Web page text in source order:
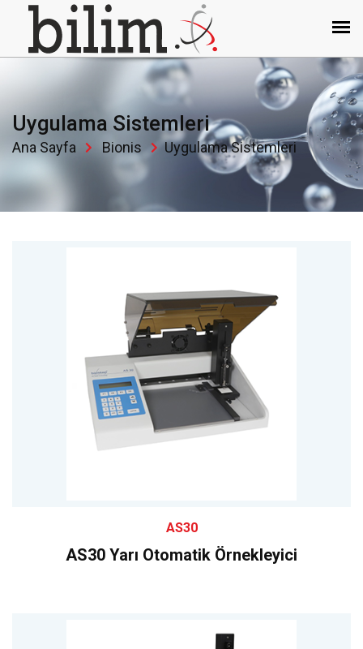
Uygulama Sistemleri
Ana Sayfa Bionis Uygulama Sistemleri
AS30
AS30 Yarı Otomatik Örnekleyici